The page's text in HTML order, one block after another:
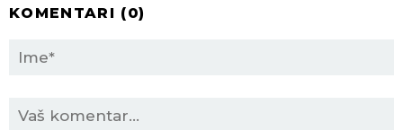
KOMENTARI (0)